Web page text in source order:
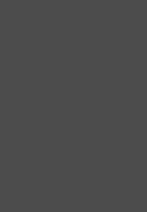
Art. 49 Abs. 1
in den USA durch
werden vom
mit einem
dass Ihre Daten
Sie auf "Nur
findet die